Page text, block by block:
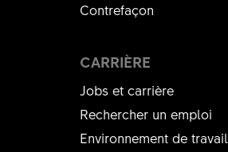
Contrefaçon
CARRIÈRE
Jobs et carrière
Rechercher un emploi
Environnement de travail